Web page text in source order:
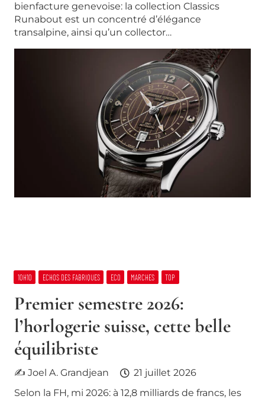
bienfacture genevoise: la collection Classics
Runabout est un concentré d’élégance
transalpine, ainsi qu’un collector…
10H10 ECHOS DES FABRIQUES ECO MARCHES TOP
Premier semestre 2026:
l’horlogerie suisse, cette belle
équilibriste
✍ Joel A. Grandjean
21 juillet 2026
Selon la FH, mi 2026: à 12,8 milliards de francs, les